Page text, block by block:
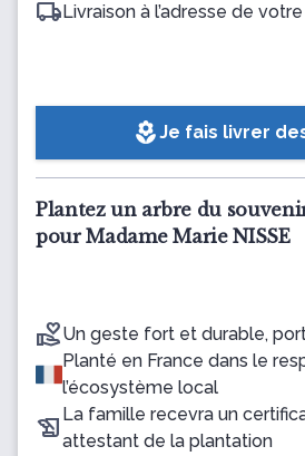
Livraison à l’adresse de
local_floristJe fais livrer
Plantez un arbre du
pour Madame Marie NISSE
Un geste fort et durable,
Planté en France dans le
l’écosystème local
La famille recevra un
attestant de la plantation